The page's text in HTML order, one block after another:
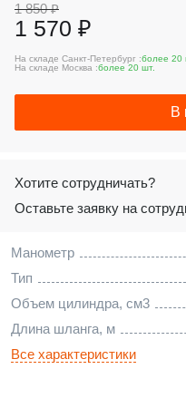
Манометр
Тип
Объем цилиндра, см3
Длина шланга, м
Все характеристики
1 850 ₽
1 570 ₽
На складе Санкт-Петербург :более 20
На складе Москва :более 20 шт.
В
Хотите сотрудничать?
Оставьте заявку на